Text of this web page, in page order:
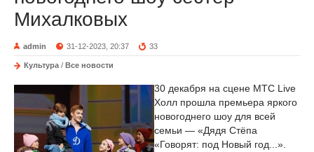
Михалковых
admin 31-12-2023, 20:37 33
Культура / Все новости
30 декабря на сцене МТС Live
Холл прошла премьера яркого
новогоднего шоу для всей
семьи — «Дядя Стёпа
«Говорят: под Новый год...».